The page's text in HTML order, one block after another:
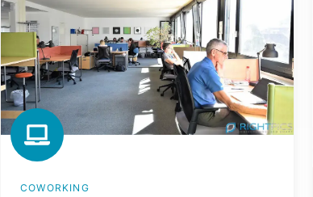
Wie
ein
gemeinnütziger
Coworking-
Space
den
Einrichtungsaufwand
Drucker
COWORKING